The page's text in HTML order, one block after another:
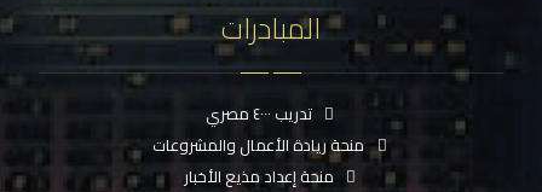
المبادرات
تدريب ٤٠٠٠ مصري
منحة ريادة الأعمال والمشروعات
منحة إعداد مذيع الأخبار